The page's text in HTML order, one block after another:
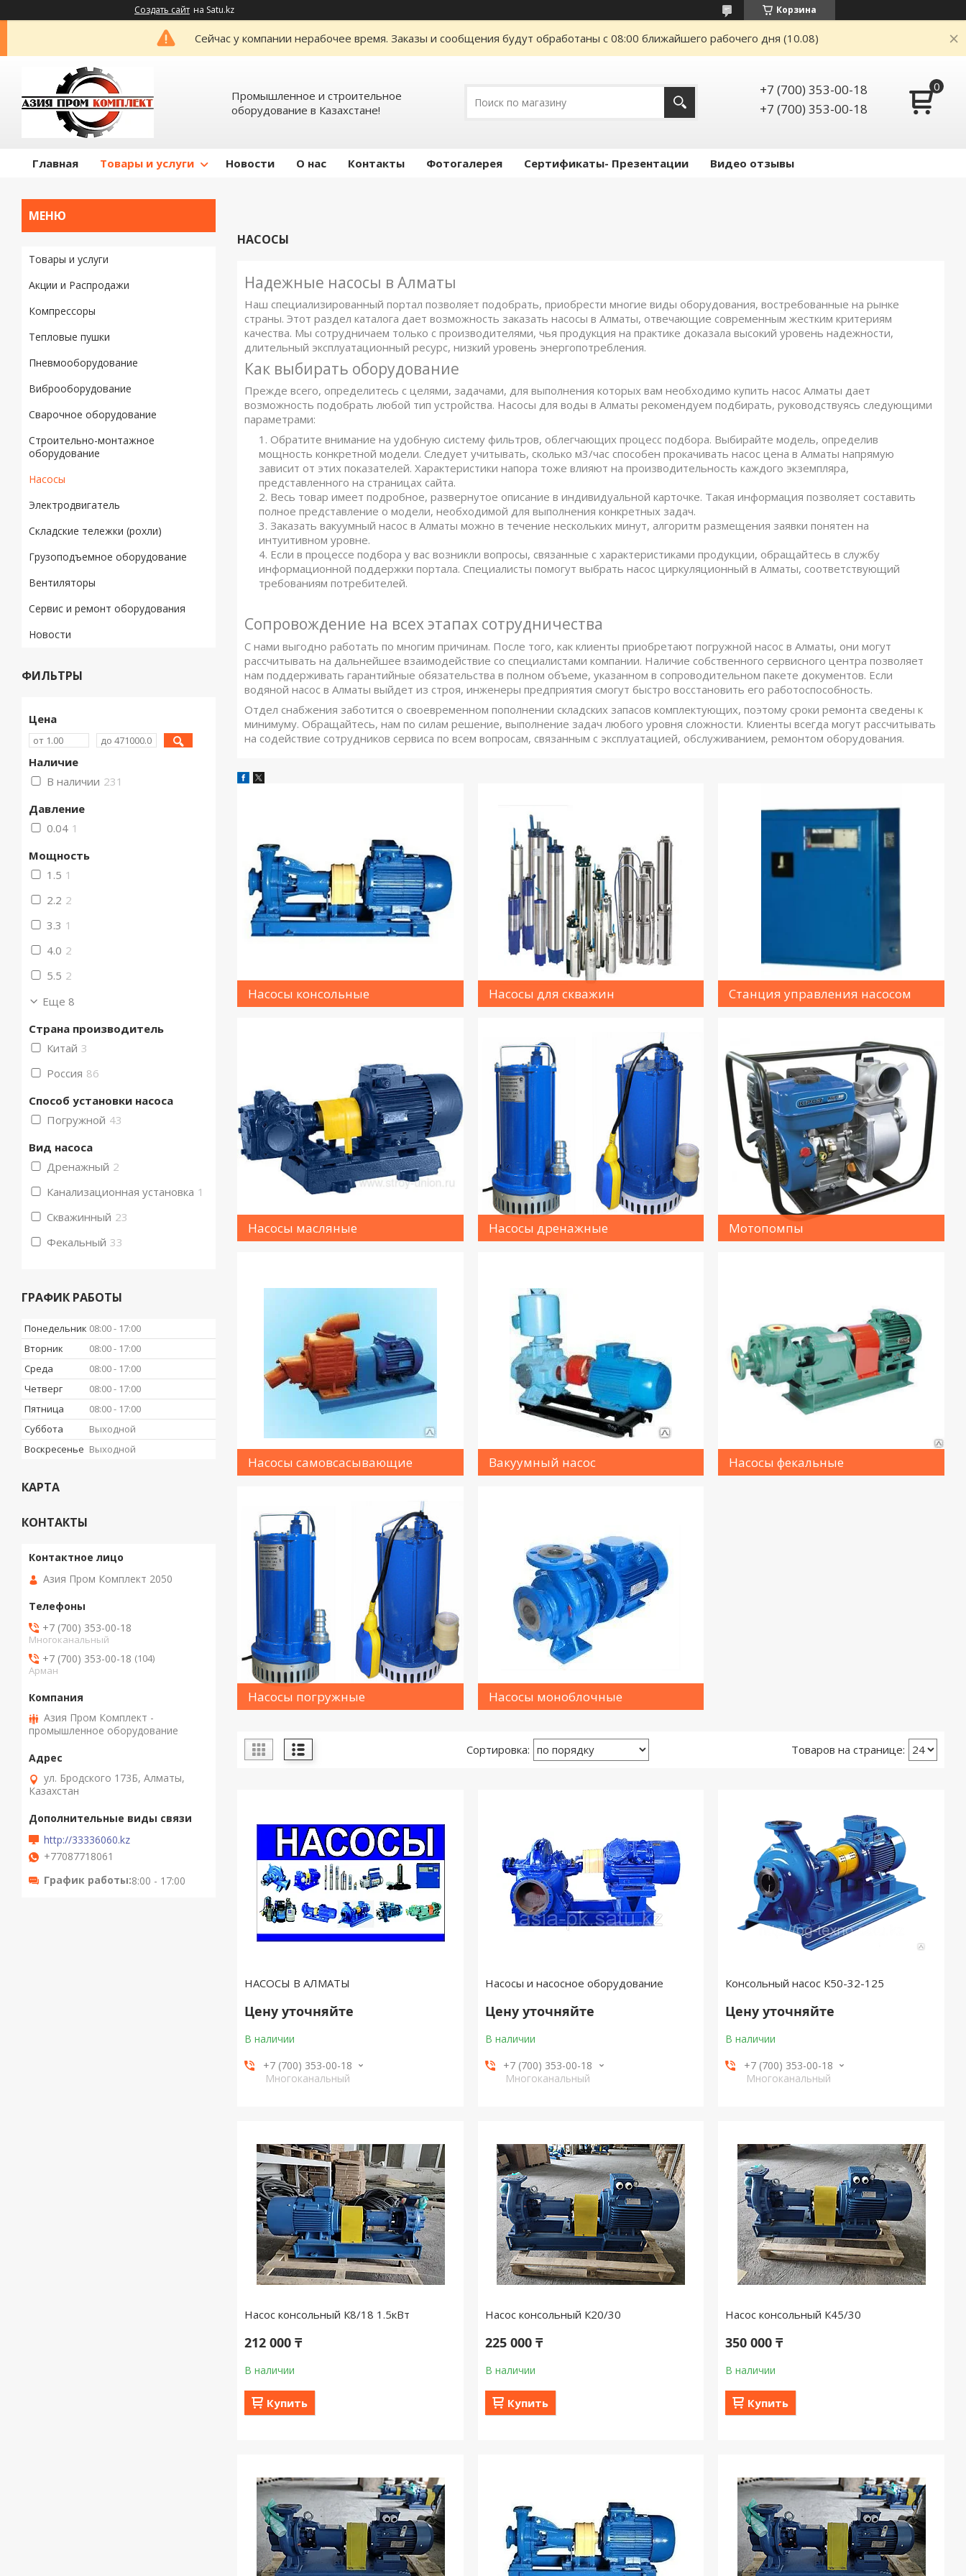
Создать сайт на Satu.kz Корзина
Сейчас у компании нерабочее время. Заказы и сообщения будут обработаны с 08:00 ближайшего рабочего дня (10.08)
Промышленное и строительное
оборудование в Казахстане!
+7 (700) 353-00-18
+7 (700) 353-00-18
Главная Товары и услуги Новости О нас Контакты Фотогалерея Сертификаты- Презентации Видео отзывы
НАСОСЫ
Надежные насосы в Алматы
Наш специализированный портал позволяет подобрать, приобрести многие виды оборудования, востребованные на рынке
страны. Этот раздел каталога дает возможность заказать насосы в Алматы, отвечающие современным жестким критериям
качества. Мы сотрудничаем только с производителями, чья продукция на практике доказала высокий уровень надежности,
длительный эксплуатационный ресурс, низкий уровень энергопотребления.
Как выбирать оборудование
Прежде всего, определитесь с целями, задачами, для выполнения которых вам необходимо купить насос Алматы дает
возможность подобрать любой тип устройства. Насосы для воды в Алматы рекомендуем подбирать, руководствуясь следующими
параметрами:
Обратите внимание на удобную систему фильтров, облегчающих процесс подбора. Выбирайте модель, определив
мощность конкретной модели. Следует учитывать, сколько м3/час способен прокачивать насос цена в Алматы напрямую
зависит от этих показателей. Характеристики напора тоже влияют на производительность каждого экземпляра,
представленного на страницах сайта.
Весь товар имеет подробное, развернутое описание в индивидуальной карточке. Такая информация позволяет составить
полное представление о модели, необходимой для выполнения конкретных задач.
Заказать вакуумный насос в Алматы можно в течение нескольких минут, алгоритм размещения заявки понятен на
интуитивном уровне.
Если в процессе подбора у вас возникли вопросы, связанные с характеристиками продукции, обращайтесь в службу
информационной поддержки портала. Специалисты помогут выбрать насос циркуляционный в Алматы, соответствующий
требованиям потребителей.
Сопровождение на всех этапах сотрудничества
С нами выгодно работать по многим причинам. После того, как клиенты приобретают погружной насос в Алматы, они могут
рассчитывать на дальнейшее взаимодействие со специалистами компании. Наличие собственного сервисного центра позволяет
нам поддерживать гарантийные обязательства в полном объеме, указанном в сопроводительном пакете документов. Если
водяной насос в Алматы выйдет из строя, инженеры предприятия смогут быстро восстановить его работоспособность.
Отдел снабжения заботится о своевременном пополнении складских запасов комплектующих, поэтому сроки ремонта сведены к
минимуму. Обращайтесь, нам по силам решение, выполнение задач любого уровня сложности. Клиенты всегда могут рассчитывать
на содействие сотрудников сервиса по всем вопросам, связанным с эксплуатацией, обслуживанием, ремонтом оборудования.
Насосы консольные Насосы для скважин Станция управления насосом
Насосы масляные Насосы дренажные Мотопомпы
Насосы самовсасывающие Вакуумный насос Насосы фекальные
Насосы погружные Насосы моноблочные
НАСОСЫ В АЛМАТЫ
Цену уточняйте
В наличии
+7 (700) 353-00-18
Многоканальный
Насосы и насосное оборудование
Цену уточняйте
В наличии
+7 (700) 353-00-18
Многоканальный
Консольный насос К50-32-125
Цену уточняйте
В наличии
+7 (700) 353-00-18
Многоканальный
Насос консольный К8/18 1.5кВт
212 000 ₸
В наличии
Купить
Насос консольный К20/30
225 000 ₸
В наличии
Купить
Насос консольный К45/30
350 000 ₸
В наличии
Купить
Товары и услуги
Акции и Распродажи
Компрессоры
Тепловые пушки
Пневмооборудование
Виброоборудование
Сварочное оборудование
Строительно-монтажное
оборудование
Насосы
Электродвигатель
Складские тележки (рохли)
Грузоподъемное оборудование
Вентиляторы
Сервис и ремонт оборудования
Новости
ФИЛЬТРЫ
Цена
Наличие
В наличии 231
Давление
0.04 1
Мощность
1.5 1
2.2 2
3.3 1
4.0 2
5.5 2
Еще 8
Страна производитель
Китай 3
Россия 86
Способ установки насоса
Погружной 43
Вид насоса
Дренажный 2
Канализационная установка 1
Скважинный 23
Фекальный 33
ГРАФИК РАБОТЫ
Понедельник 08:00
17:00
Вторник
08:00
17:00
Среда
08:00
17:00
Четверг
08:00
17:00
Пятница
08:00
17:00
Суббота
Выходной
Воскресенье Выходной
КАРТА
КОНТАКТЫ
Азия Пром Комплект 2050
+7 (700) 353-00-18
Многоканальный
+7 (700) 353-00-18
104
Арман
Азия Пром Комплект -
промышленное оборудование
ул. Бродского 173Б, Алматы,
Казахстан
http://33336060.kz
+77087718061
График работы 8:00 - 17:00